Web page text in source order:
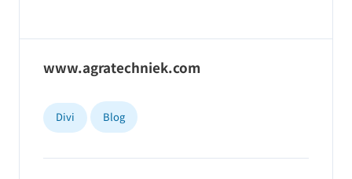
www.agratechniek.com
Divi Blog